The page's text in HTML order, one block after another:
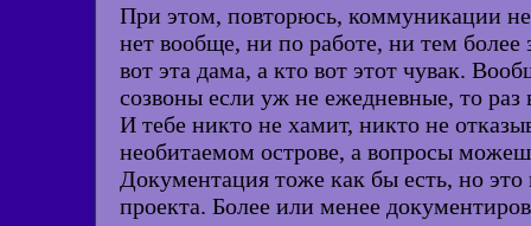
При этом, повторюсь, коммуникации
нет вообще, ни по работе, ни тем
вот эта дама, а кто вот этот чувак.
созвоны если уж не ежедневные, то
И тебе никто не хамит, никто не
необитаемом острове, а вопросы
Документация тоже как бы есть, но
проекта. Более или менее